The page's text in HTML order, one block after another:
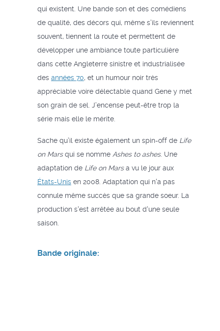
qui existent. Une bande son et des comédiens
de qualité, des décors qui, même s’ils reviennent
souvent, tiennent la route et permettent de
développer une ambiance toute particulière
dans cette Angleterre sinistre et industrialisée
des années 70, et un humour noir très
appréciable voire délectable quand Gene y met
son grain de sel. J’encense peut-être trop la
série mais elle le mérite.
Sache qu’il existe également un spin-off de Life
on Marsqui se nomme Ashes to ashes. Une
adaptation de Life on Marsa vu le jour aux
États-Unisen 2008. Adaptation qui n'a pas
connule même succès que sa grande soeur. La
production s'est arrêtée au bout d'une seule
saison.
Bande originale: